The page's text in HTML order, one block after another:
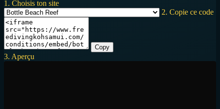
1. Choisis ton site
2. Copie ce code
Copy
3. Aperçu